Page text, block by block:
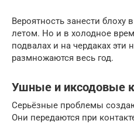
Вероятность занести блоху
летом. Но и в холодное
подвалах и на чердаках эти
размножаются весь год.
Ушные и иксодовые
Серьёзные проблемы
Они передаются при